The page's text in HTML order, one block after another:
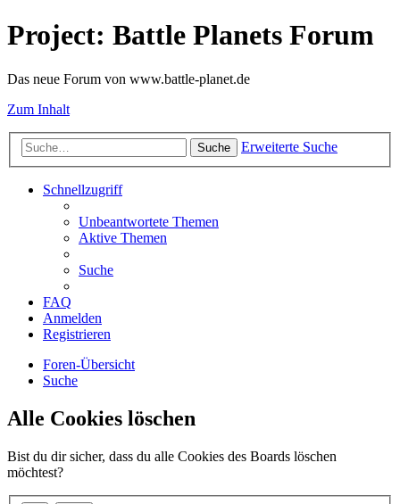
Project: Battle Planets Forum
Das neue Forum von www.battle-planet.de
Zum Inhalt
Suche Erweiterte Suche
Schnellzugriff
Unbeantwortete Themen
Aktive Themen
Suche
FAQ
Anmelden
Registrieren
Foren-Übersicht
Suche
Alle Cookies löschen
Bist du dir sicher, dass du alle Cookies des Boards löschen
möchtest?